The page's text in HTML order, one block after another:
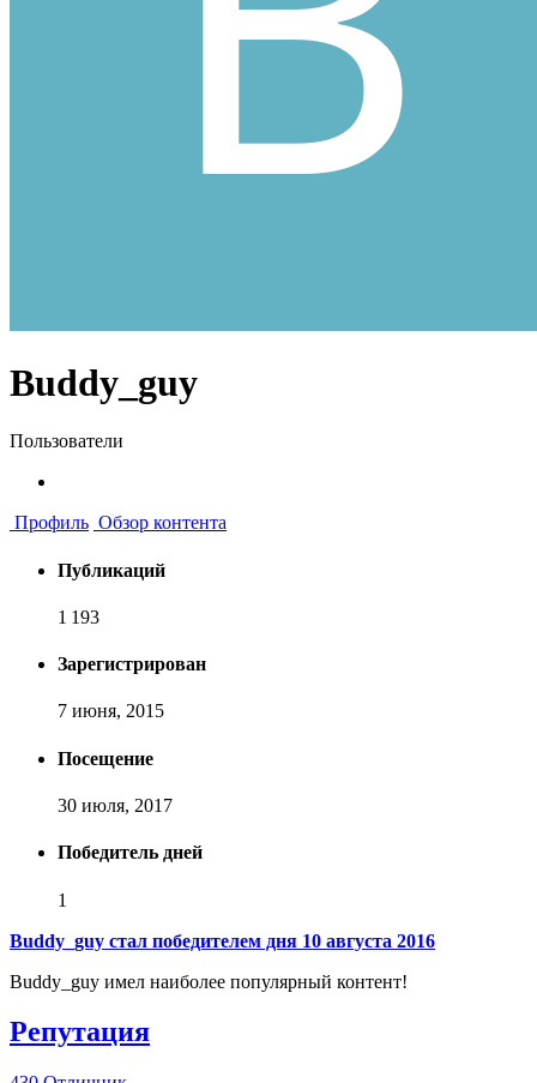
Buddy_guy
Пользователи
Профиль Обзор контента
Публикаций
1 193
Зарегистрирован
7 июня, 2015
Посещение
30 июля, 2017
Победитель дней
1
Buddy_guy стал победителем дня 10 августа 2016
Buddy_guy имел наиболее популярный контент!
Репутация